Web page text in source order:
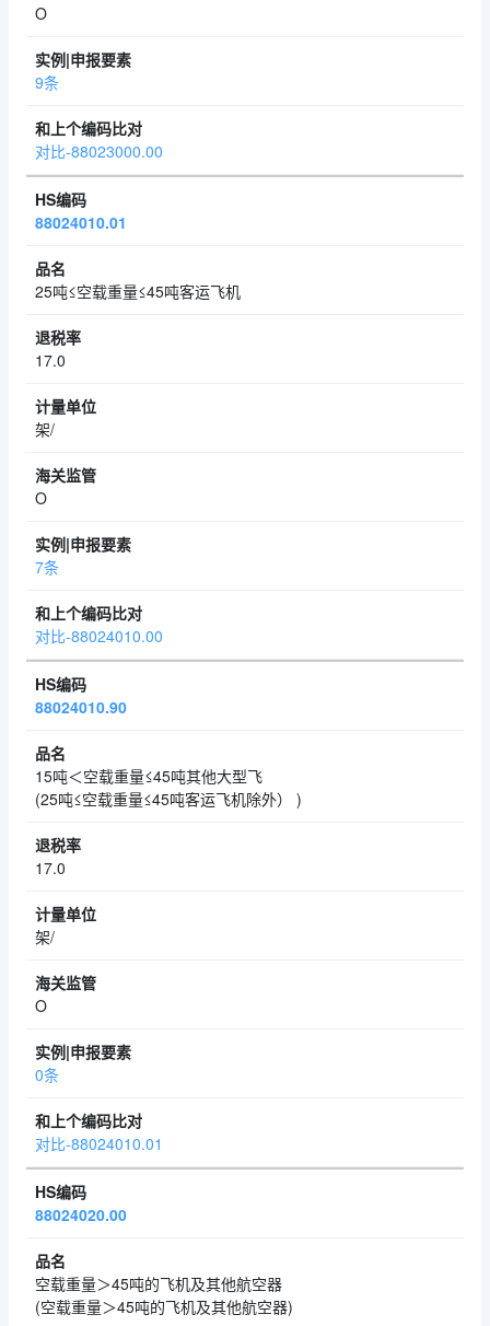
O
9条
对比-88023000.00
88024010.01
25吨≤空载重量≤45吨客运飞机
17.0
架/
O
7条
对比-88024010.00
88024010.90
15吨＜空载重量≤45吨其他大型飞
(25吨≤空载重量≤45吨客运飞机除外） )
17.0
架/
O
0条
对比-88024010.01
88024020.00
空载重量＞45吨的飞机及其他航空器
(空载重量＞45吨的飞机及其他航空器)